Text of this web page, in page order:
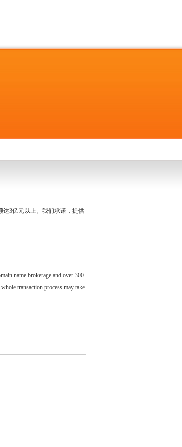
达3亿元以上。我们承诺，提供
name brokerage and over 300
transaction process may take